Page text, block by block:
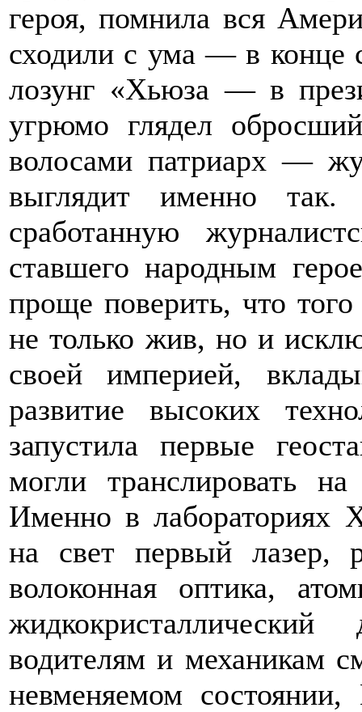
героя, помнила вся
сходили с ума — в конце
лозунг «Хьюза — в
угрюмо глядел
волосами патриарх —
выглядит именно
сработанную
ставшего народным
проще поверить, что
не только жив, но и
своей империей,
развитие высоких
запустила первые
могли транслировать
Именно в лабораториях
на свет первый лазер,
волоконная оптика,
водителям и механикам
невменяемом